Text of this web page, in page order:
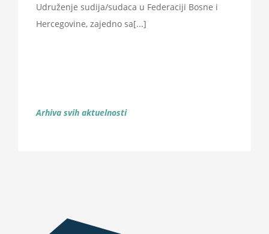
Udruženje sudija/sudaca u Federaciji Bosne i
Hercegovine, zajedno sa[...]
Arhiva svih aktuelnosti